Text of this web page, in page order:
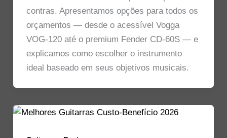
contras. Apresentamos opções para todos os
orçamentos — desde o acessível Vogga
VOG-120 até o premium Fender CD-60S — e
explicamos como escolher o instrumento
ideal baseado em seus objetivos musicais.